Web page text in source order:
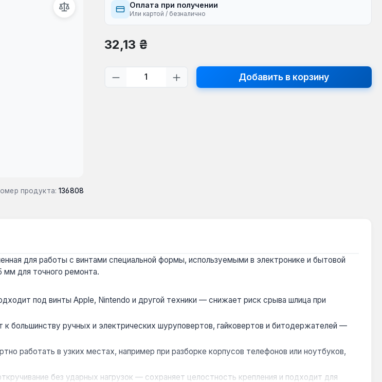
продукта: 136808
Оплата при получении
Или картой / безналично
Обычная цена:
32,13 ₴
Количество продукта: введите желаемое
Добавить в корзину
для работы с винтами специальной формы, используемыми в электронике и бытовой
мм для точного ремонта.
под винты Apple, Nintendo и другой техники — снижает риск срыва шлица при
большинству ручных и электрических шуруповертов, гайковертов и битодержателей —
работать в узких местах, например при разборке корпусов телефонов или ноутбуков,
без ударных нагрузок — сохраняет целостность крепления и подходит для